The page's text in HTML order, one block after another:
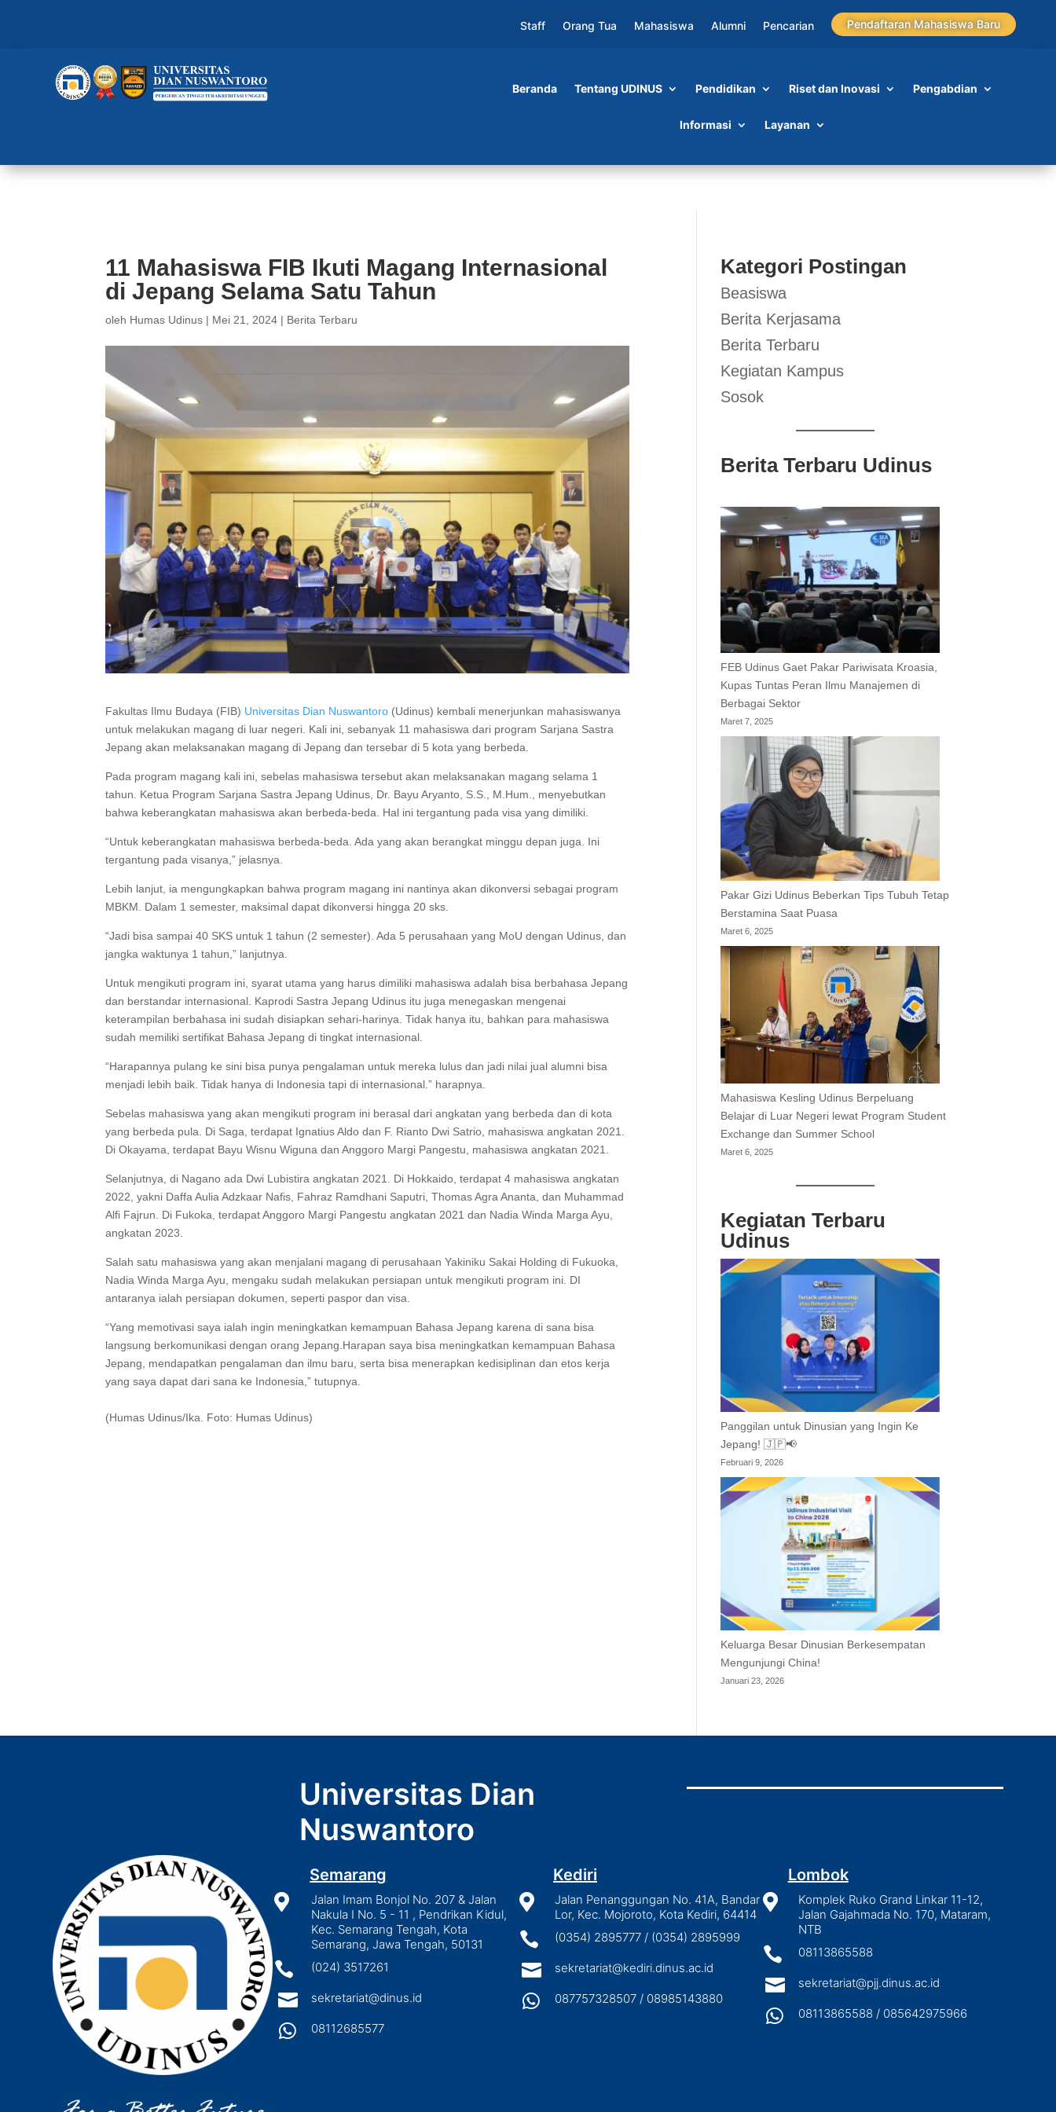
Staff Orang Tua Mahasiswa Alumni Pencarian Pendaftaran Mahasiswa Baru
Beranda Tentang UDINUS Pendidikan Riset dan Inovasi Pengabdian
Informasi Layanan
11 Mahasiswa FIB Ikuti Magang Internasional
di Jepang Selama Satu Tahun
oleh Humas Udinus | Mei 21, 2024 | Berita Terbaru
Fakultas Ilmu Budaya (FIB) Universitas Dian Nuswantoro (Udinus) kembali menerjunkan mahasiswanya
untuk melakukan magang di luar negeri. Kali ini, sebanyak 11 mahasiswa dari program Sarjana Sastra
Jepang akan melaksanakan magang di Jepang dan tersebar di 5 kota yang berbeda.
Pada program magang kali ini, sebelas mahasiswa tersebut akan melaksanakan magang selama 1
tahun. Ketua Program Sarjana Sastra Jepang Udinus, Dr. Bayu Aryanto, S.S., M.Hum., menyebutkan
bahwa keberangkatan mahasiswa akan berbeda-beda. Hal ini tergantung pada visa yang dimiliki.
“Untuk keberangkatan mahasiswa berbeda-beda. Ada yang akan berangkat minggu depan juga. Ini
tergantung pada visanya,” jelasnya.
Lebih lanjut, ia mengungkapkan bahwa program magang ini nantinya akan dikonversi sebagai program
MBKM. Dalam 1 semester, maksimal dapat dikonversi hingga 20 sks.
“Jadi bisa sampai 40 SKS untuk 1 tahun (2 semester). Ada 5 perusahaan yang MoU dengan Udinus, dan
jangka waktunya 1 tahun,” lanjutnya.
Untuk mengikuti program ini, syarat utama yang harus dimiliki mahasiswa adalah bisa berbahasa Jepang
dan berstandar internasional. Kaprodi Sastra Jepang Udinus itu juga menegaskan mengenai
keterampilan berbahasa ini sudah disiapkan sehari-harinya. Tidak hanya itu, bahkan para mahasiswa
sudah memiliki sertifikat Bahasa Jepang di tingkat internasional.
“Harapannya pulang ke sini bisa punya pengalaman untuk mereka lulus dan jadi nilai jual alumni bisa
menjadi lebih baik. Tidak hanya di Indonesia tapi di internasional.” harapnya.
Sebelas mahasiswa yang akan mengikuti program ini berasal dari angkatan yang berbeda dan di kota
yang berbeda pula. Di Saga, terdapat Ignatius Aldo dan F. Rianto Dwi Satrio, mahasiswa angkatan 2021.
Di Okayama, terdapat Bayu Wisnu Wiguna dan Anggoro Margi Pangestu, mahasiswa angkatan 2021.
Selanjutnya, di Nagano ada Dwi Lubistira angkatan 2021. Di Hokkaido, terdapat 4 mahasiswa angkatan
2022, yakni Daffa Aulia Adzkaar Nafis, Fahraz Ramdhani Saputri, Thomas Agra Ananta, dan Muhammad
Alfi Fajrun. Di Fukoka, terdapat Anggoro Margi Pangestu angkatan 2021 dan Nadia Winda Marga Ayu,
angkatan 2023.
Salah satu mahasiswa yang akan menjalani magang di perusahaan Yakiniku Sakai Holding di Fukuoka,
Nadia Winda Marga Ayu, mengaku sudah melakukan persiapan untuk mengikuti program ini. DI
antaranya ialah persiapan dokumen, seperti paspor dan visa.
“Yang memotivasi saya ialah ingin meningkatkan kemampuan Bahasa Jepang karena di sana bisa
langsung berkomunikasi dengan orang Jepang.Harapan saya bisa meningkatkan kemampuan Bahasa
Jepang, mendapatkan pengalaman dan ilmu baru, serta bisa menerapkan kedisiplinan dan etos kerja
yang saya dapat dari sana ke Indonesia,” tutupnya.
(Humas Udinus/Ika. Foto: Humas Udinus)
Kategori Postingan
Beasiswa
Berita Kerjasama
Berita Terbaru
Kegiatan Kampus
Sosok
Berita Terbaru Udinus
FEB Udinus Gaet Pakar Pariwisata Kroasia,
Kupas Tuntas Peran Ilmu Manajemen di
Berbagai Sektor
Maret 7, 2025
Pakar Gizi Udinus Beberkan Tips Tubuh Tetap
Berstamina Saat Puasa
Maret 6, 2025
Mahasiswa Kesling Udinus Berpeluang
Belajar di Luar Negeri lewat Program Student
Exchange dan Summer School
Maret 6, 2025
Kegiatan Terbaru
Udinus
Panggilan untuk Dinusian yang Ingin Ke
Jepang! 🇯🇵📢
Februari 9, 2026
Keluarga Besar Dinusian Berkesempatan
Mengunjungi China!
Januari 23, 2026
Universitas Dian
Nuswantoro
Semarang

Jalan Imam Bonjol No. 207 & Jalan
Nakula I No. 5 - 11 , Pendrikan Kidul,
Kec. Semarang Tengah, Kota
Semarang, Jawa Tengah, 50131
 (024) 3517261
 sekretariat@dinus.id
 08112685577
Kediri

Jalan Penanggungan No. 41A, Bandar
Lor, Kec. Mojoroto, Kota Kediri, 64414
 (0354) 2895777 / (0354) 2895999
 sekretariat@kediri.dinus.ac.id
 087757328507 / 08985143880
Lombok

Komplek Ruko Grand Linkar 11-12,
Jalan Gajahmada No. 170, Mataram,
NTB
 08113865588
 sekretariat@pjj.dinus.ac.id
 08113865588 / 085642975966